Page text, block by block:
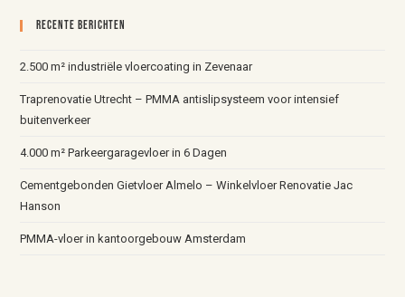
Recente Berichten
2.500 m² industriële vloercoating in Zevenaar
Traprenovatie Utrecht – PMMA antislipsysteem voor intensief
buitenverkeer
4.000 m² Parkeergaragevloer in 6 Dagen
Cementgebonden Gietvloer Almelo – Winkelvloer Renovatie Jac
Hanson
PMMA-vloer in kantoorgebouw Amsterdam